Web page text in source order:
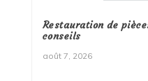
Restauration de
conseils
août 7, 2026